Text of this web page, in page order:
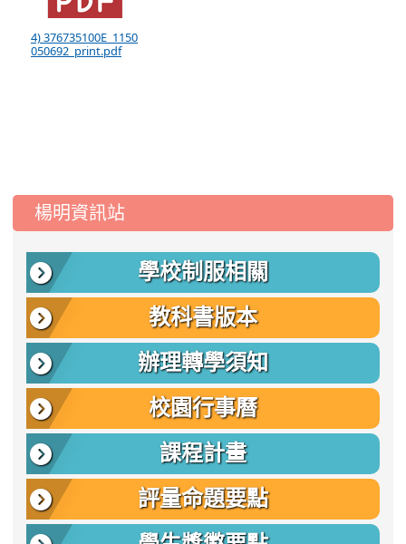
4) 376735100E_1150
050692_print.pdf
::: 楊明資訊站
學校制服相關
教科書版本
辦理轉學須知
校園行事曆
課程計畫
評量命題要點